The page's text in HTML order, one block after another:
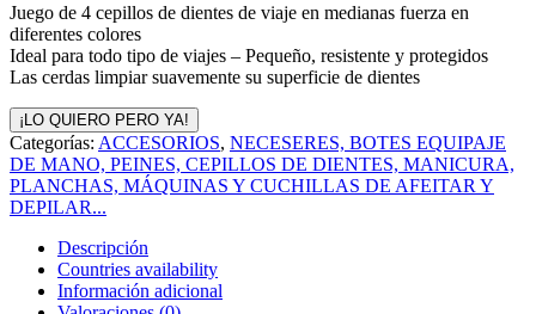
Juego de 4 cepillos de dientes de viaje en medianas fuerza en
diferentes colores
Ideal para todo tipo de viajes – Pequeño, resistente y protegidos
Las cerdas limpiar suavemente su superficie de dientes
¡LO QUIERO PERO YA!
Categorías: ACCESORIOS, NECESERES, BOTES EQUIPAJE
DE MANO, PEINES, CEPILLOS DE DIENTES, MANICURA,
PLANCHAS, MÁQUINAS Y CUCHILLAS DE AFEITAR Y
DEPILAR...
Descripción
Countries availability
Información adicional